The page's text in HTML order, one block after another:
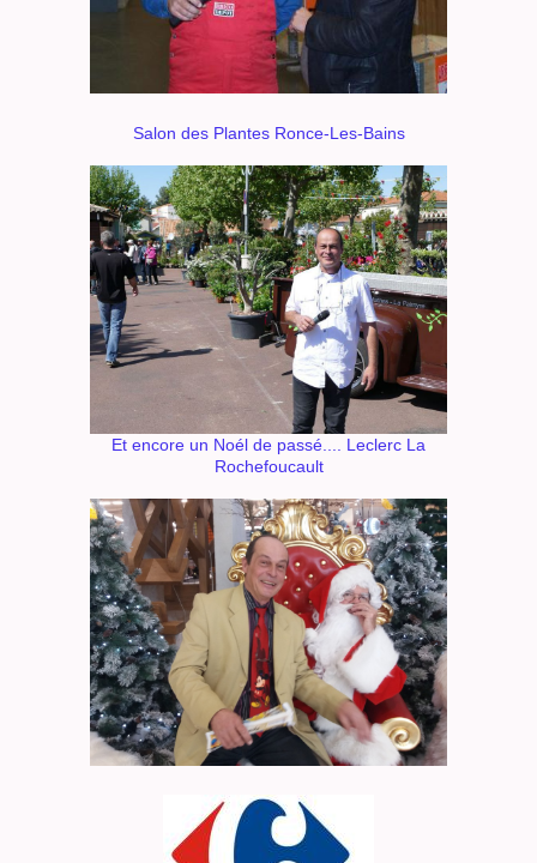
Salon des Plantes Ronce-Les-Bains
Et encore un Noél de passé.... Leclerc La
Rochefoucault